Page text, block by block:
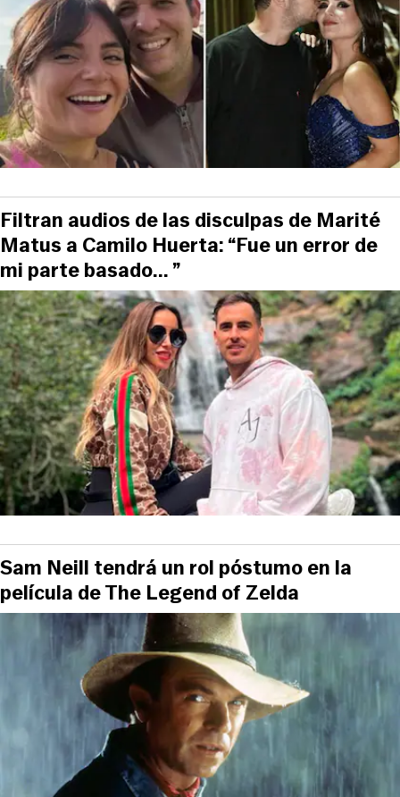
Filtran audios de las disculpas de Marité
Matus a Camilo Huerta: “Fue un error de
mi parte basado... ”
Sam Neill tendrá un rol póstumo en la
película de The Legend of Zelda